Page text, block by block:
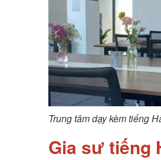
Trung tâm dạy kèm tiếng
Gia sư tiếng